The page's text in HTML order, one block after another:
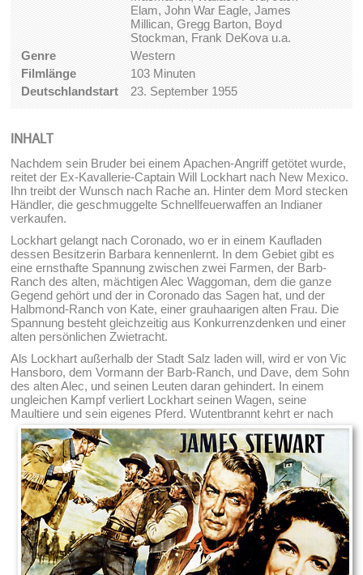
Elam, John War Eagle, James
Millican, Gregg Barton, Boyd
Stockman, Frank DeKova u.a.
Genre
Western
Filmlänge
103 Minuten
Deutschlandstart
23. September 1955
INHALT
Nachdem sein Bruder bei einem Apachen-Angriff getötet wurde,
reitet der Ex-Kavallerie-Captain Will Lockhart nach New Mexico.
Ihn treibt der Wunsch nach Rache an. Hinter dem Mord stecken
Händler, die geschmuggelte Schnellfeuerwaffen an Indianer
verkaufen.
Lockhart gelangt nach Coronado, wo er in einem Kaufladen
dessen Besitzerin Barbara kennenlernt. In dem Gebiet gibt es
eine ernsthafte Spannung zwischen zwei Farmen, der Barb-
Ranch des alten, mächtigen Alec Waggoman, dem die ganze
Gegend gehört und der in Coronado das Sagen hat, und der
Halbmond-Ranch von Kate, einer grauhaarigen alten Frau. Die
Spannung besteht gleichzeitig aus Konkurrenzdenken und einer
alten persönlichen Zwietracht.
Als Lockhart außerhalb der Stadt Salz laden will, wird er von Vic
Hansboro, dem Vormann der Barb-Ranch, und Dave, dem Sohn
des alten Alec, und seinen Leuten daran gehindert. In einem
ungleichen Kampf verliert Lockhart seinen Wagen, seine
Maultiere und sein eigenes Pferd.Wutentbrannt kehrt er nach